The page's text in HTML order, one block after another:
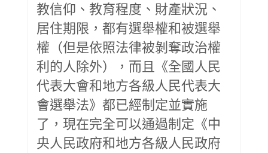
教信仰、教育程度、財產狀況、
居住期限，都有選舉權和被選舉
權（但是依照法律被剝奪政治權
利的人除外），而且《全國人民
代表大會和地方各級人民代表大
會選舉法》都已經制定並實施
了，現在完全可以通過制定《中
央人民政府和地方各級人民政府